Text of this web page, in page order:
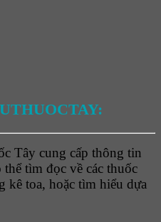
Tây cung cấp thông tin
tìm đọc về các thuốc
kê toa, hoặc tìm hiểu dựa